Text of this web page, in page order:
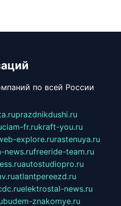
по всей России
prazdnikdushi.ru
ciam-fr.rukraft-you.ru
explore.rurastenuya.ru
news.rufreeride-team.ru
autostudiopro.ru
atlantpereezd.ru
elektrostal-news.ru
budem-znakomye.ru